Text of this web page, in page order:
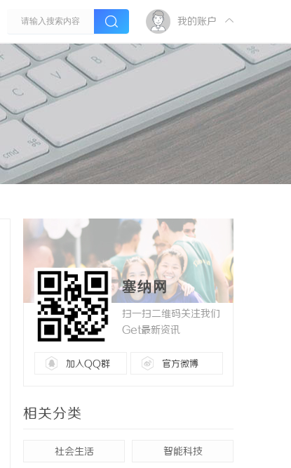
我的账户
塞纳网
扫一扫二维码关注我们
Get最新资讯
加入QQ群 官方微博
相关分类
社会生活 智能科技